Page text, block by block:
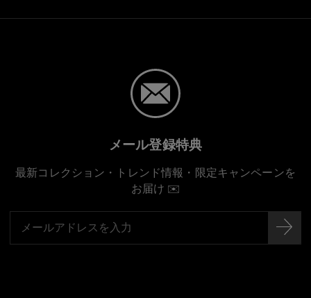
メール登録特典
最新コレクション・トレンド情報・限定キャンペーンを
お届け ✉️